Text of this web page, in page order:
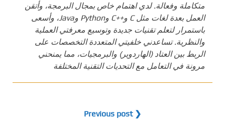
متكاملة وفعالة. لدي اهتمام خاص بمجال البرمجة، وأتقن
العمل بعدة لغات مثل C و++C وPython وJava، وأسعى
باستمرار لتعلم تقنيات جديدة وتوسيع معرفتي العملية
والنظرية. تساعدني خلفيتي المتعددة التخصصات على
الربط بين العتاد (الهاردوير) والبرمجيات، مما يمنحني
مرونة في التعامل مع التحديات التقنية المختلفة
❮ Previous post